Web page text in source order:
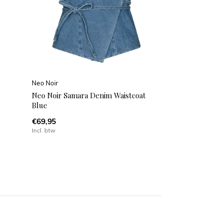
Neo Noir
Neo Noir Samara Denim Waistcoat
Blue
€69,95
Incl. btw